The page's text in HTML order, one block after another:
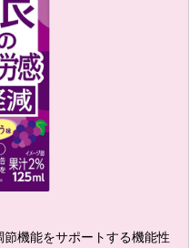
機能をサポートする機能性